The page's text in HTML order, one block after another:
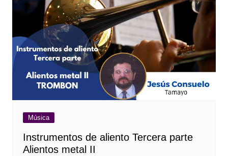
Música
Instrumentos de aliento Tercera parte
Alientos metal II